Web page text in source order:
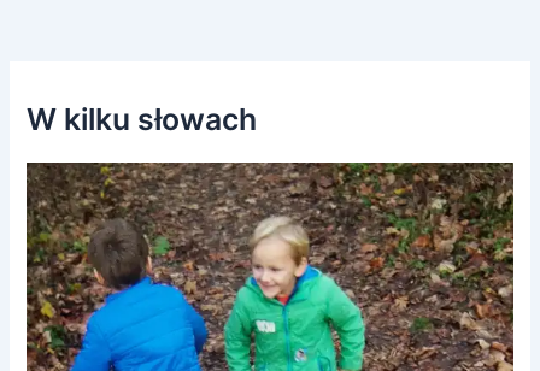
W kilku słowach